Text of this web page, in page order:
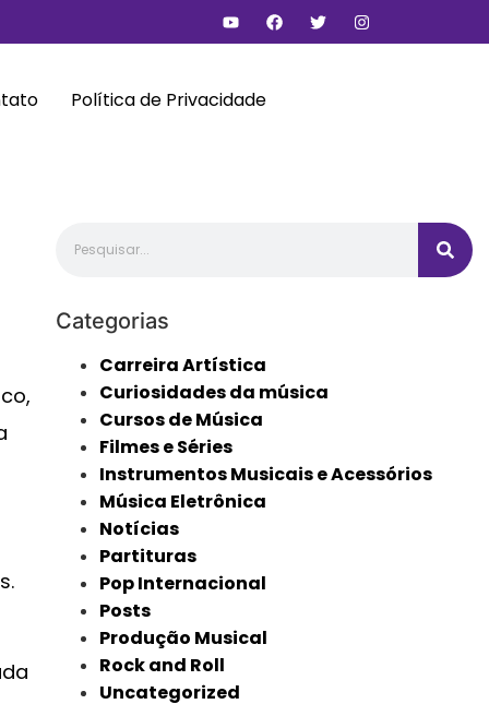
Política de Privacidade
Categorias
Carreira Artística
Curiosidades da música
Cursos de Música
Filmes e Séries
Instrumentos Musicais e Acessórios
Música Eletrônica
Notícias
Partituras
Pop Internacional
Posts
Produção Musical
Rock and Roll
Uncategorized